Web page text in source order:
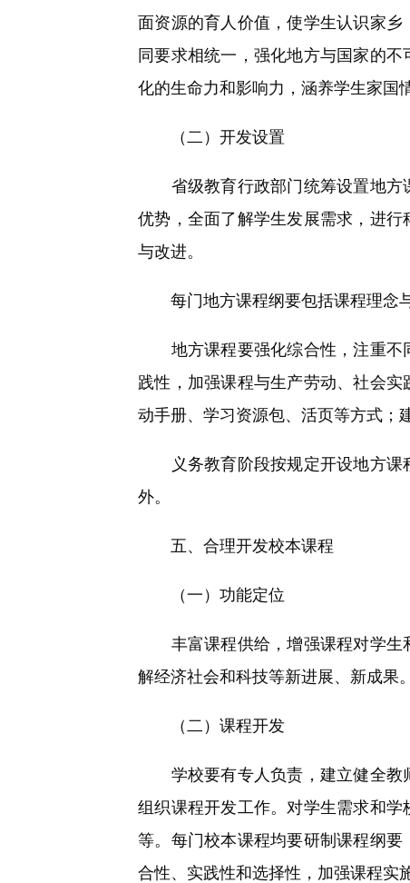
面资源的育人价值，使学生认识家
同要求相统一，强化地方与国家的
化的生命力和影响力，涵养学生家国
（二）开发设置
省级教育行政部门统筹设置地方
优势，全面了解学生发展需求，进
与改进。
每门地方课程纲要包括课程理念与
地方课程要强化综合性，注重不
践性，加强课程与生产劳动、社会
动手册、学习资源包、活页等方式；
义务教育阶段按规定开设地方课
外。
五、合理开发校本课程
（一）功能定位
丰富课程供给，增强课程对学生
解经济社会和科技等新进展、新成果
（二）课程开发
学校要有专人负责，建立健全教
组织课程开发工作。对学生需求和
等。每门校本课程均要研制课程纲
合性、实践性和选择性，加强课程实